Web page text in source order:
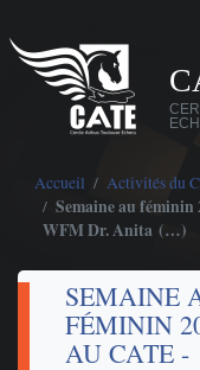
Accueil Activités du
Semaine au féminin
WFM Dr. Anita (…)
SEMAINE
FÉMININ
AU CATE -